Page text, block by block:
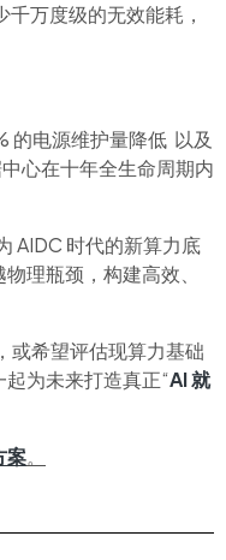
万度级的无效能耗，
的电源维护量降低 以及
心在十年全生命周期内
AIDC 时代的新算力底
理瓶颈，构建高效、
或希望评估现算力基础
为未来打造真正“AI 就
案。